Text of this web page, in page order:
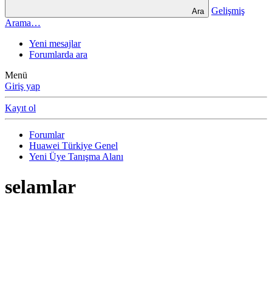
Ara
Gelişmiş
Arama…
Yeni mesajlar
Forumlarda ara
Menü
Giriş yap
Kayıt ol
Forumlar
Huawei Türkiye Genel
Yeni Üye Tanışma Alanı
selamlar